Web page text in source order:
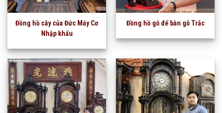
Đồng hồ cây của Đức Máy Cơ
Nhập khẩu
Đồng hồ gỗ để bàn gỗ Trắc